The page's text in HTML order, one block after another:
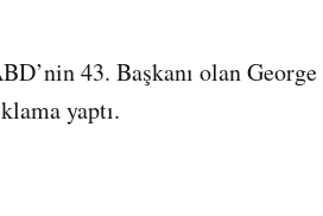
43. Başkanı olan
yaptı.